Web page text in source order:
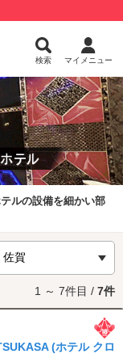
検索 マイメニュー
ルの設備を細かい部
1 ～ 7件目 / 7件
(ホテル クロ